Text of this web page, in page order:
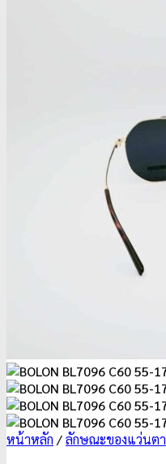
หน้าหลัก /ลักษณะของแว่นตา